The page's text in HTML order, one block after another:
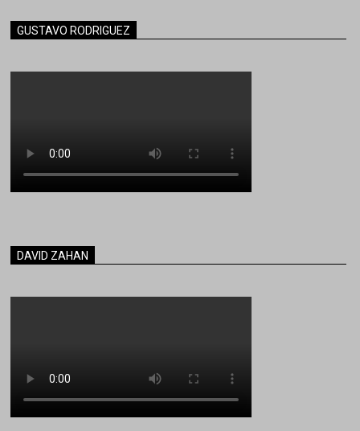
GUSTAVO RODRIGUEZ
DAVID ZAHAN